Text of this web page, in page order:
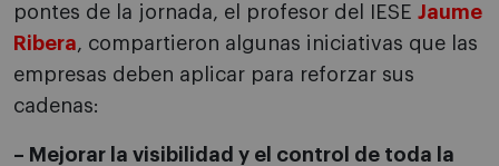
pontes de la jornada, el profesor del IESE Jaume
Ribera, compartieron algunas iniciativas que las
empresas deben aplicar para reforzar sus
cadenas:
– Mejorar la visibilidad y el control de toda la